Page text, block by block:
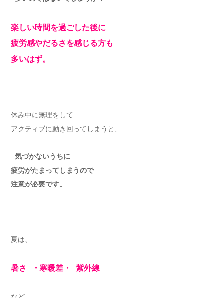
楽しい時間を過ごした後に
疲労感やだるさを感じる方も
多いはず。
休み中に無理をして
アクティブに動き回ってしまうと、
気づかないうちに
疲労がたまってしまうので
注意が必要です。
夏は、
暑さ ・寒暖差・ 紫外線